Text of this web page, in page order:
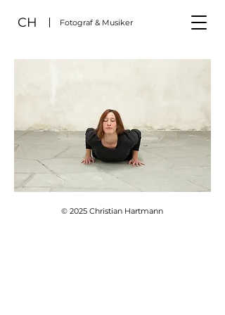
CH Fotograf & Musiker
© 2025 Christian Hartmann